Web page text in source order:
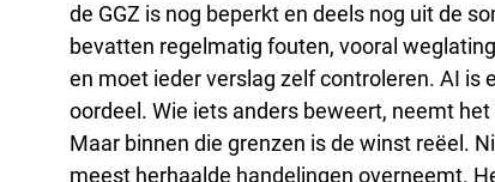
de GGZ is nog beperkt en deels nog uit de
bevatten regelmatig fouten, vooral
en moet ieder verslag zelf controleren. AI is
oordeel. Wie iets anders beweert, neemt
Maar binnen die grenzen is de winst reëel.
meest herhaalde handelingen overneemt.